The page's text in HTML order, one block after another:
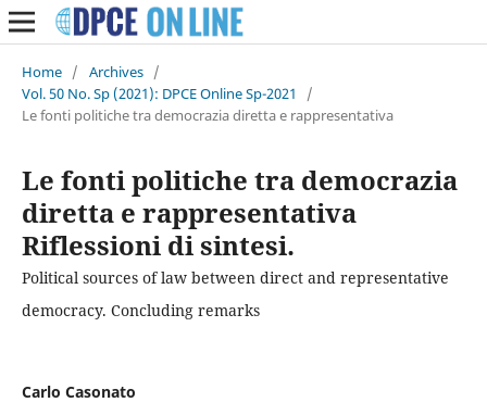
Home / Archives /
Vol. 50 No. Sp (2021): DPCE Online Sp-2021
/
Le fonti politiche tra democrazia diretta e rappresentativa
Le fonti politiche tra democrazia
diretta e rappresentativa
Riflessioni di sintesi.
Political sources of law between direct and representative
democracy. Concluding remarks
Carlo Casonato